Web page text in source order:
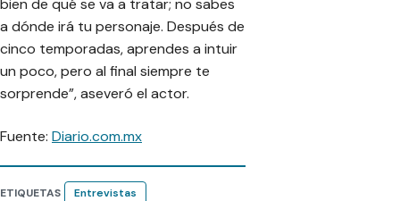
bien de qué se va a tratar; no sabes
a dónde irá tu personaje. Después de
cinco temporadas, aprendes a intuir
un poco, pero al final siempre te
sorprende”, aseveró el actor.
Fuente: Diario.com.mx
ETIQUETAS
Entrevistas